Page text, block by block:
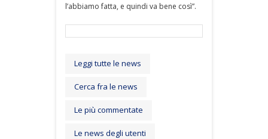
l’abbiamo fatta, e quindi va bene così”.
Leggi tutte le news
Cerca fra le news
Le più commentate
Le news degli utenti